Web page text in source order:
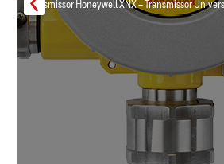
Transmissor Honeywell XNX – Transmissor